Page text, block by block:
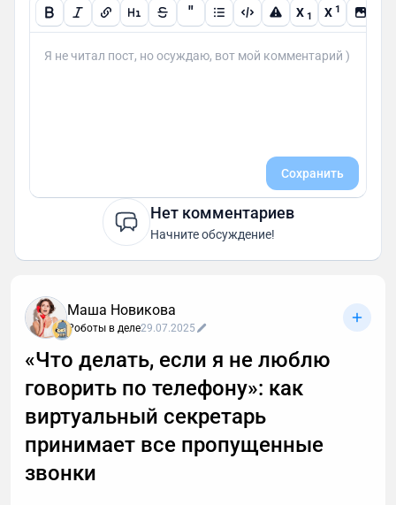
" X 1 X 1
Сохранить
Нет комментариев
Начните обсуждение!
Маша Новикова
Роботы в деле29.07.2025
«Что делать, если я не люблю
говорить по телефону»: как
виртуальный секретарь
принимает все пропущенные
звонки